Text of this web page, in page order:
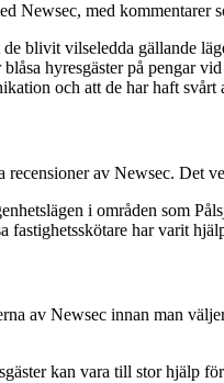
Newsec, med
de blivit vilseledda gällande
hyresgäster på pengar
och att de har haft
av Newsec.
i områden som
fastighetsskötare har varit
av Newsec innan man
kan vara till stor hjälp